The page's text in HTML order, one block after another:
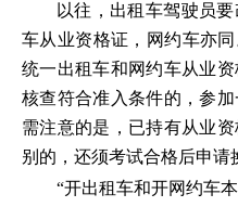
以往，出租车驾驶员
车从业资格证，网约车亦
统一出租车和网约车从业
核查符合准入条件的，参加
需注意的是，已持有从业
别的，还须考试合格后申请
“开出租车和开网约车